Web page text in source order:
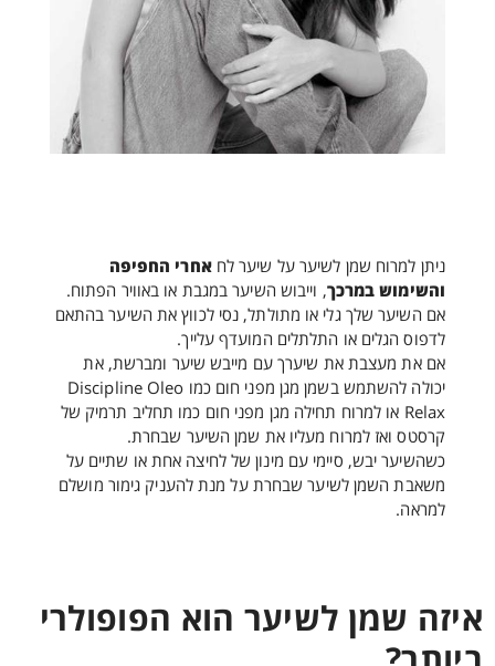
ניתן למרוח שמן לשיער על שיער לחאחרי החפיפה
והשימוש במרכך, וייבוש השיער במגבת או באוויר הפתוח.
אם השיער שלך גלי או מתולתל, נסי לכווץ את השיער בהתאם
לדפוס הגלים או התלתלים המועדף עלייך.
אם את מעצבת את שיערך עם מייבש שיער ומברשת, את
יכולה להשתמש בשמן מגן מפני חום כמו Discipline Oleo
Relax או למרוח תחילה מגן מפני חום כמו תחליב תרמיק של
קרסטס ואז למרוח מעליו את שמן השיער שבחרת.
כשהשיער יבש, סיימי עם מינון של לחיצה אחת או שתיים על
משאבת השמן לשיער שבחרת על מנת להעניק גימור מושלם
למראה.
איזה שמן לשיער הוא הפופולרי